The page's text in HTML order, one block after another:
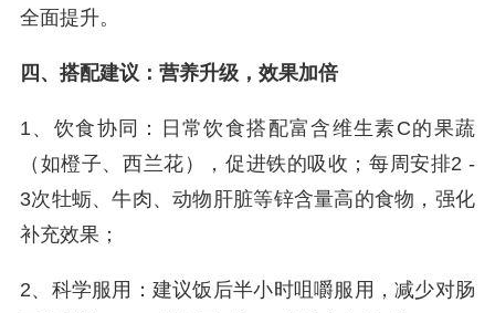
全面提升。
四、搭配建议：营养升级，效果加倍
1、饮食协同：日常饮食搭配富含维生素C的果蔬
（如橙子、西兰花），促进铁的吸收；每周安排2 -
3次牡蛎、牛肉、动物肝脏等锌含量高的食物，强化
补充效果；
2、科学服用：建议饭后半小时咀嚼服用，减少对肠